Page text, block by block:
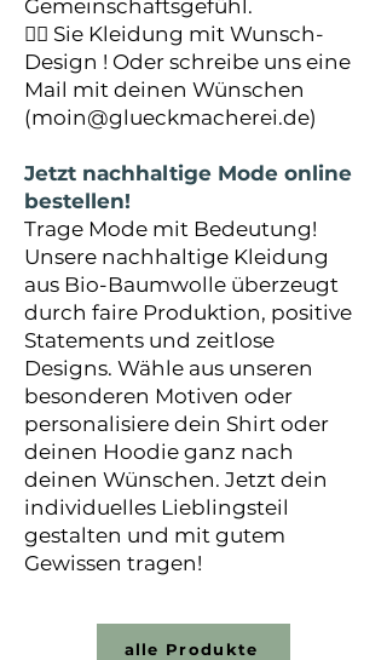
Gemeinschaftsgefühl.
👉🏼 Sie Kleidung mit Wunsch-
Design ! Oder schreibe uns eine
Mail mit deinen Wünschen
(moin@glueckmacherei.de)
Jetzt nachhaltige Mode online
bestellen!
Trage Mode mit Bedeutung!
Unsere nachhaltige Kleidung
aus Bio-Baumwolle überzeugt
durch faire Produktion, positive
Statements und zeitlose
Designs. Wähle aus unseren
besonderen Motiven oder
personalisiere dein Shirt oder
deinen Hoodie ganz nach
deinen Wünschen. Jetzt dein
individuelles Lieblingsteil
gestalten und mit gutem
Gewissen tragen!
alle Produkte